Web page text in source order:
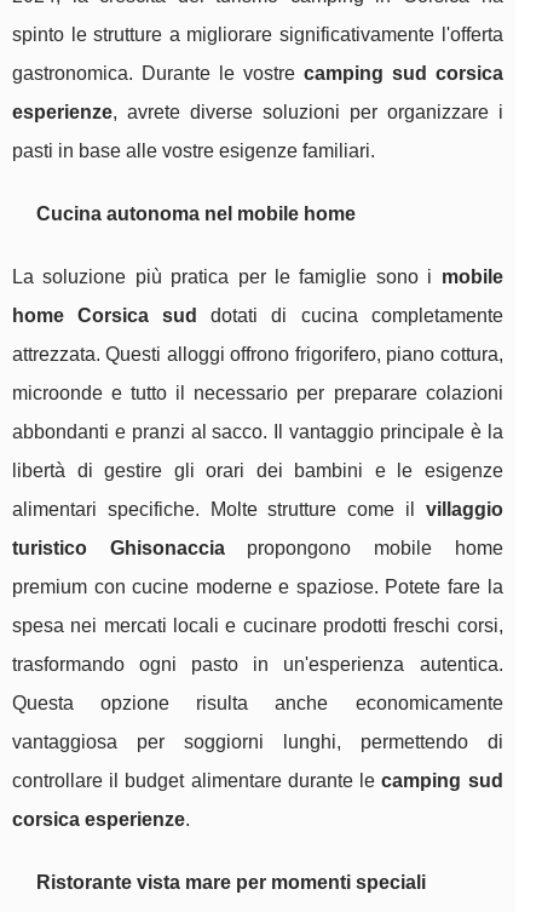
spinto le strutture a migliorare significativamente l'offerta
gastronomica. Durante le vostre camping sud corsica
esperienze, avrete diverse soluzioni per organizzare i
pasti in base alle vostre esigenze familiari.
Cucina autonoma nel mobile home
La soluzione più pratica per le famiglie sono i mobile
home Corsica sud
dotati di cucina completamente
attrezzata. Questi alloggi offrono frigorifero, piano cottura,
microonde e tutto il necessario per preparare colazioni
abbondanti e pranzi al sacco. Il vantaggio principale è la
libertà di gestire gli orari dei bambini e le esigenze
alimentari specifiche. Molte strutture come il villaggio
turistico Ghisonacciapropongono mobile home
premium con cucine moderne e spaziose. Potete fare la
spesa nei mercati locali e cucinare prodotti freschi corsi,
trasformando ogni pasto in un'esperienza autentica.
Questa opzione risulta anche economicamente
vantaggiosa per soggiorni lunghi, permettendo di
controllare il budget alimentare durante lecamping sud
corsica esperienze.
Ristorante vista mare per momenti speciali